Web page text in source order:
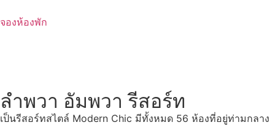
to
จองห้องพัก
ลำพวา อัมพวา รีสอร์ท
เป็นรีสอร์ทสไตล์ Modern Chic มีทั้งหมด 56 ห้องที่อยู่ท่ามกลาง